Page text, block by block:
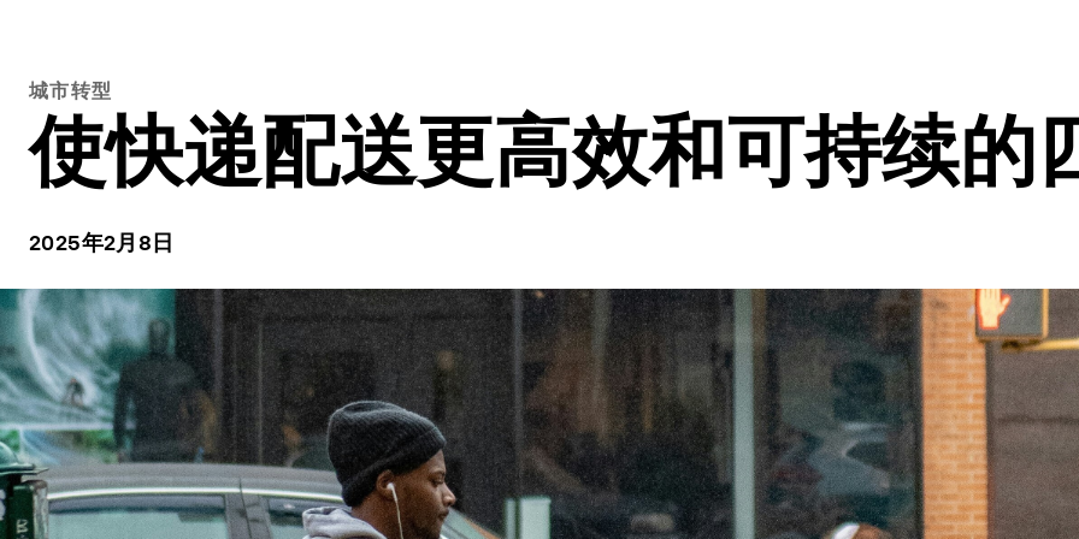
城市转型
使快递配送更高效和可持续的
2025年2月8日